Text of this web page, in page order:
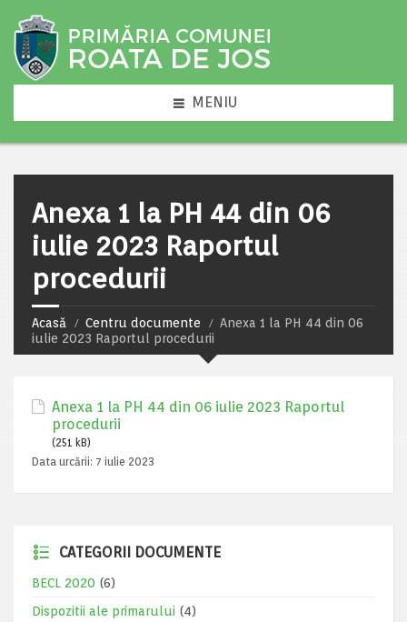
MENIU
Anexa 1 la PH 44 din 06
iulie 2023 Raportul
procedurii
Acasă Centru documente
Anexa 1 la PH 44 din 06
iulie 2023 Raportul procedurii
Anexa 1 la PH 44 din 06 iulie 2023 Raportul
procedurii
(251 kB)
Data urcării: 7 iulie 2023
CATEGORII DOCUMENTE
BECL 2020 (6)
Dispozitii ale primarului (4)